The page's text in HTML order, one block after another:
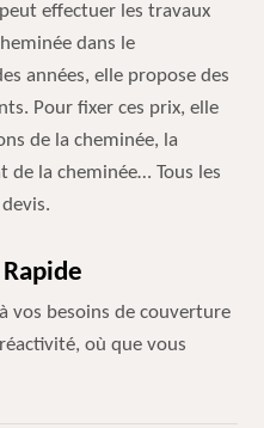
effectuer les travaux
dans le
années, elle propose des
Pour fixer ces prix, elle
de la cheminée, la
de la cheminée… Tous les
vos besoins de couverture
où que vous